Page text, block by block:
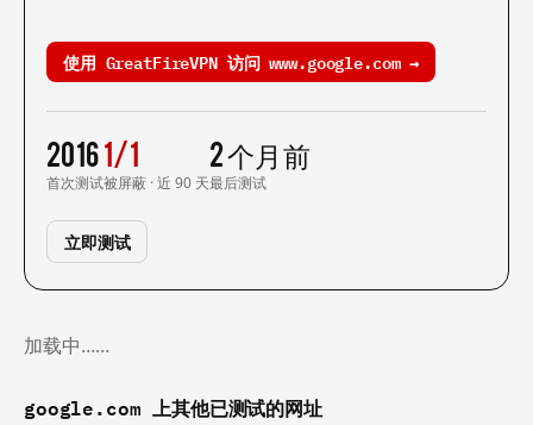
使用 GreatFireVPN 访问 www.google.com →
2016
首次测试
1/1
被屏蔽 · 近 90 天
2 个月前
最后测试
立即测试
加载中……
google.com 上其他已测试的网址